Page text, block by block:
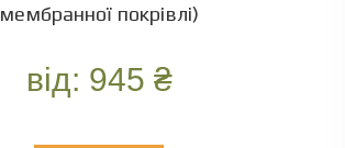
мембранної покрівлі)
від: 945 ₴